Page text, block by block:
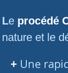
Le procédé
nature et le
Une